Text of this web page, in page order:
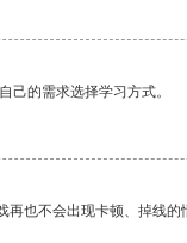
己的需求选择学习方式。
也不会出现卡顿、掉线